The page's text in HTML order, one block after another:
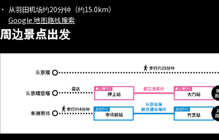
从羽田机场约20分钟（约15.0km）
Google 地图路线搜索
周边景点出发